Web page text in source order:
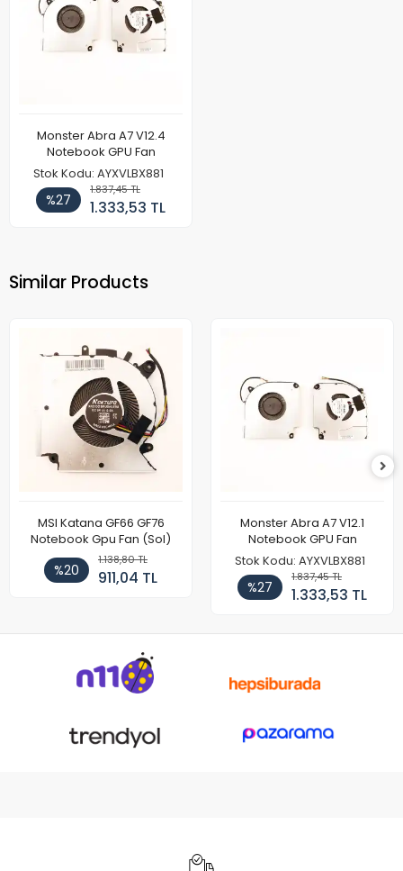
Monster Abra A7 V12.4
Notebook GPU Fan
Stok Kodu: AYXVLBX881
%27
1.837,45 TL
1.333,53 TL
Similar Products
MSI Katana GF66 GF76
Notebook Gpu Fan (Sol)
%20
1.138,80 TL
911,04 TL
Monster Abra A7 V12.1
Notebook GPU Fan
Stok Kodu: AYXVLBX881
%27
1.837,45 TL
1.333,53 TL